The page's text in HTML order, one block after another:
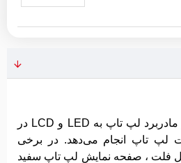
انتقال تصاویر و داده‌ها از مادربرد لپ تاپ به LED و LCD در
لپ تاپ انجام می‌دهد. در برخی
فلت ، صفحه نمایش لپ تاپ سفید